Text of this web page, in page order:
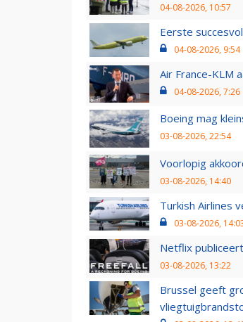
04-08-2026, 10:57
Eerste
04-08-2026, 9:54
Air France-KLM
04-08-2026, 7:26
Boeing mag
03-08-2026, 22:54
Voorlopig
03-08-2026, 14:40
Turkish Airlines
03-08-2026,
Netflix
03-08-2026, 13:22
Brussel geeft